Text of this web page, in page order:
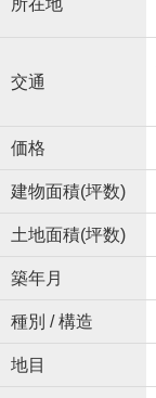
所在地
交通
価格
建物面積(坪数)
土地面積(坪数)
築年月
種別 / 構造
地目